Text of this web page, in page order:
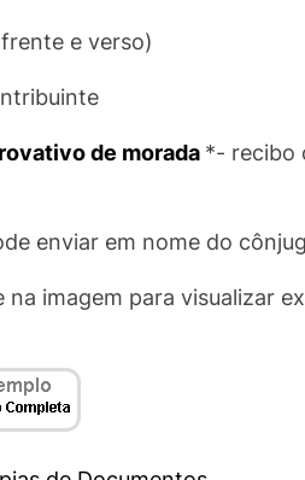
e verso)
de morada *- recibo
enviar em nome do
na imagem para visualizar